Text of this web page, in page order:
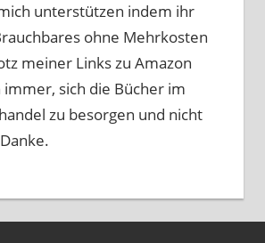
unterstützen indem ihr
ohne Mehrkosten
meiner Links zu Amazon
sich die Bücher im
zu besorgen und nicht